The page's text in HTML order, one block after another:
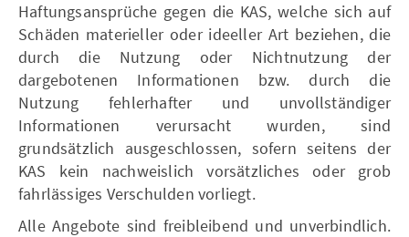
Haftungsansprüche gegen die KAS, welche sich auf
Schäden materieller oder ideeller Art beziehen, die
durch die Nutzung oder Nichtnutzung der
dargebotenen Informationen bzw. durch die
Nutzung fehlerhafter und unvollständiger
Informationen verursacht wurden, sind
grundsätzlich ausgeschlossen, sofern seitens der
KAS kein nachweislich vorsätzliches oder grob
fahrlässiges Verschulden vorliegt.
Alle Angebote sind freibleibend und unverbindlich.